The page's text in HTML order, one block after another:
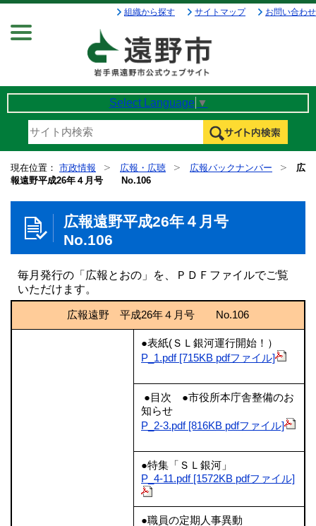
組織から探す サイトマップ お問い合わせ
Select Language ▼
現在位置： 市政情報 広報・広聴 広報バックナンバー
広
報遠野平成26年４月号 No.106
広報遠野平成26年４月号
No.106
毎月発行の「広報とおの」を、ＰＤＦファイルでご覧
いただけます。
広報遠野 平成26年４月号 No.106
●表紙(ＳＬ銀河運行開始！）
P_1.pdf [715KB pdfファイル]
●目次 ●市役所本庁舎整備のお
知らせ
P_2-3.pdf [816KB pdfファイル]
●特集「ＳＬ銀河」
P_4-11.pdf [1572KB pdfファイル]
●職員の定期人事異動